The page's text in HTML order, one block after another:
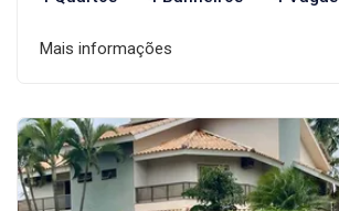
Mais informações